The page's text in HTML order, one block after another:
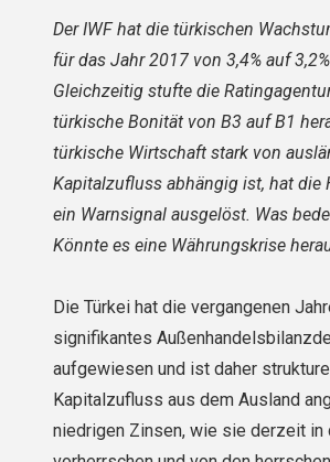
Der IWF hat die türkischen
für das Jahr 2017 von 3,4% auf
Gleichzeitig stufte die
türkische Bonität von B3 auf B1
türkische Wirtschaft stark von
Kapitalzufluss abhängig ist, hat die
ein Warnsignal ausgelöst. Was
Könnte es eine Währungskrise
Die Türkei hat die vergangenen
signifikantes
aufgewiesen und ist daher
Kapitalzufluss aus dem Ausland
niedrigen Zinsen, wie sie derzeit in